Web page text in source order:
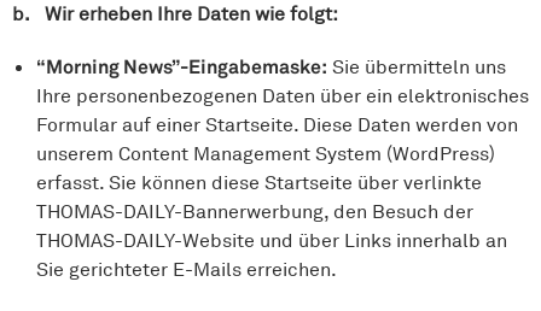
b. Wir erheben Ihre Daten wie folgt:
“Morning News”-Eingabemaske: Sie übermitteln uns
Ihre personenbezogenen Daten über ein elektronisches
Formular auf einer Startseite. Diese Daten werden von
unserem Content Management System (WordPress)
erfasst. Sie können diese Startseite über verlinkte
THOMAS-DAILY-Bannerwerbung, den Besuch der
THOMAS-DAILY-Website und über Links innerhalb an
Sie gerichteter E-Mails erreichen.